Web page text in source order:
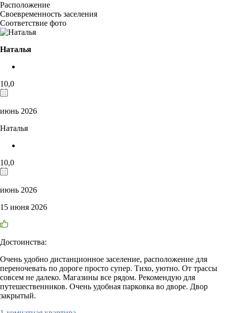
Расположение
Своевременность заселения
Соответствие фото
Наталья
10,0
июнь 2026
Наталья
10,0
июнь 2026
15 июня 2026
Достоинства:
Очень удобно дистанционное заселение, расположение для
переночевать по дороге просто супер. Тихо, уютно. От трассы
совсем не далеко. Магазины все рядом. Рекомендую для
путешественников. Очень удобная парковка во дворе. Двор
закрытый.